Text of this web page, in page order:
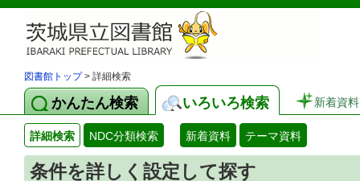
図書館トップ> 詳細検索
かんたん検索 いろいろ検索 新着資料
詳細検索 NDC分類検索 新着資料 テーマ資料
条件を詳しく設定して探す